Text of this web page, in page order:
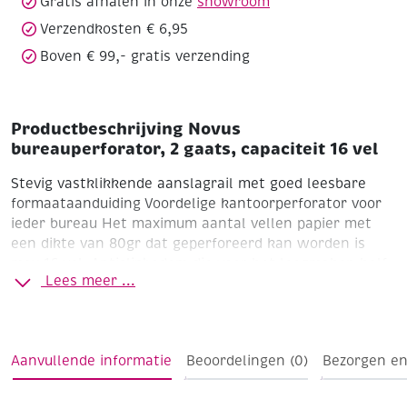
Verzendkosten € 6,95
Boven € 99,- gratis verzending
Productbeschrijving Novus
bureauperforator, 2 gaats, capaciteit 16 vel
Stevig vastklikkende aanslagrail met goed leesbare
formaataanduiding Voordelige kantoorperforator voor
ieder bureau Het maximum aantal vellen papier met
een dikte van 80gr dat geperforeerd kan worden is
geopend en vervolgens eenvoudig weer gesloten kan
Lees meer ...
Aanvullende informatie Beoordelingen (0) Bezorgen